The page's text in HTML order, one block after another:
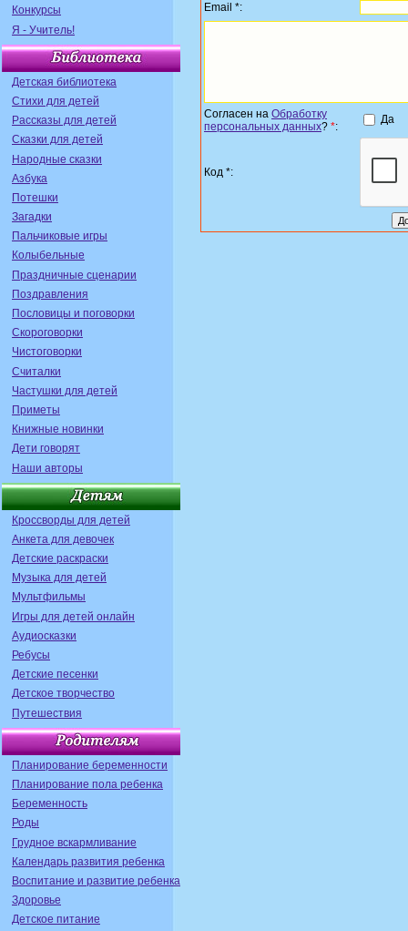
Конкурсы
Я - Учитель!
Детская библиотека
Стихи для детей
Рассказы для детей
Сказки для детей
Народные сказки
Азбука
Потешки
Загадки
Пальчиковые игры
Колыбельные
Праздничные сценарии
Поздравления
Пословицы и поговорки
Скороговорки
Чистоговорки
Считалки
Частушки для детей
Приметы
Книжные новинки
Дети говорят
Наши авторы
Кроссворды для детей
Анкета для девочек
Детские раскраски
Музыка для детей
Мультфильмы
Игры для детей онлайн
Аудиосказки
Ребусы
Детские песенки
Детское творчество
Путешествия
Планирование беременности
Планирование пола ребенка
Беременность
Роды
Грудное вскармливание
Календарь развития ребенка
Воспитание и развитие ребенка
Здоровье
Детское питание
Email *:
Согласен на Обработку
персональных данных? *:
Да
Код *: